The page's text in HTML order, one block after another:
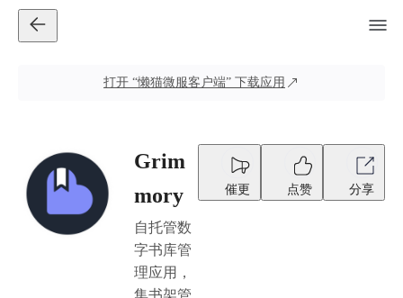
打开 “懒猫微服客户端” 下载应用
Grim
mory
自托管数
字书库管
理应用，
集书架管
催更 点赞 分享